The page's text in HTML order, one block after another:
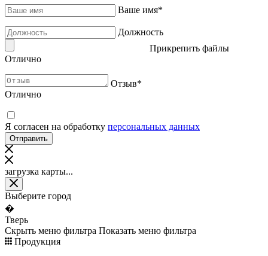
Ваше имя*
Должность
Прикрепить файлы
Отлично
Отзыв*
Отлично
Я согласен на обработку персональных данных
загрузка карты...
Выберите город
�
Тверь
Скрыть меню фильтра Показать меню фильтра
Продукция